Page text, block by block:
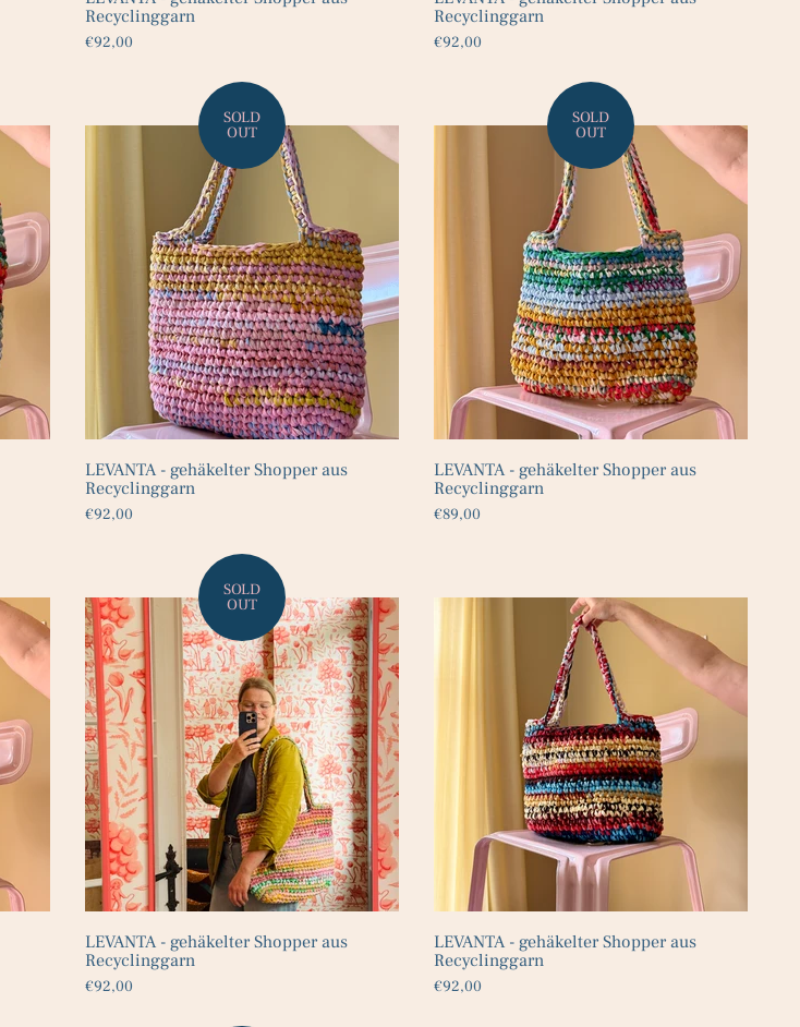
Recyclinggarn
€92,00
Recyclinggarn
€92,00
LEVANTA - gehäkelter Shopper aus
Recyclinggarn
€92,00
LEVANTA - gehäkelter Shopper aus
Recyclinggarn
€89,00
LEVANTA - gehäkelter Shopper aus
Recyclinggarn
€92,00
LEVANTA - gehäkelter Shopper aus
Recyclinggarn
€92,00